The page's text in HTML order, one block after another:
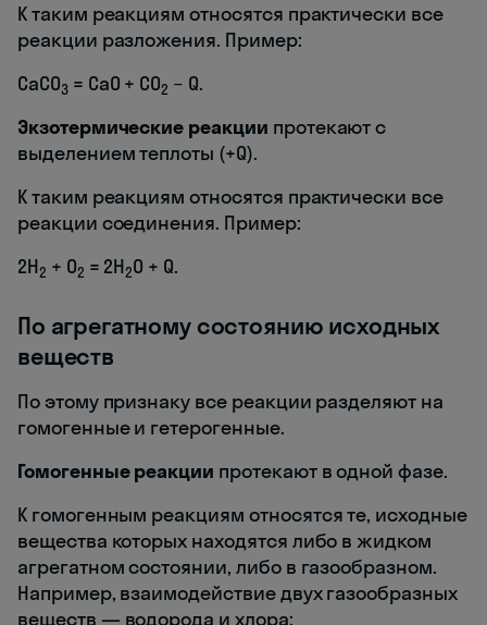
К таким реакциям относятся практически все
реакции разложения. Пример:
CaCO3 = CaO + CO2 − Q.
Экзотермические реакции протекают с
выделением теплоты (+Q).
К таким реакциям относятся практически все
реакции соединения. Пример:
2H2 + O2 = 2H2O + Q.
По агрегатному состоянию исходных
веществ
По этому признаку все реакции разделяют на
гомогенные и гетерогенные.
Гомогенные реакции протекают в одной фазе.
К гомогенным реакциям относятся те, исходные
вещества которых находятся либо в жидком
агрегатном состоянии, либо в газообразном.
Например, взаимодействие двух газообразных
веществ — водорода и хлора: